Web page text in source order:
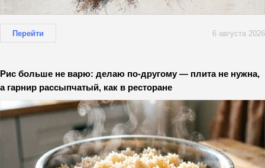
Перейти 6 августа 2026
Рис больше не варю: делаю по-другому — плита не нужна,
а гарнир рассыпчатый, как в ресторане